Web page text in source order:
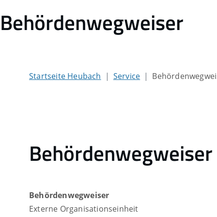
Behördenwegweiser
Startseite Heubach Service
Behördenwegweiser
Behördenwegweiser
Externe Organisationseinheit